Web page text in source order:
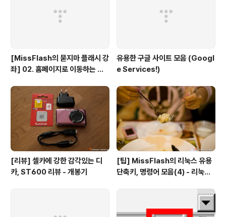
[MissFlash의 묻지마 플래시 강
좌] 02. 홈페이지로 이동하는 버
유용한 구글 사이트 모음 (Googl
e Services!)
[리뷰] 셀카에 강한 감각있는 디
카, ST600 리뷰 - 개봉기
[팁] MissFlash의 리눅스 유용
단축키, 명령어 모음(4) - 리눅스